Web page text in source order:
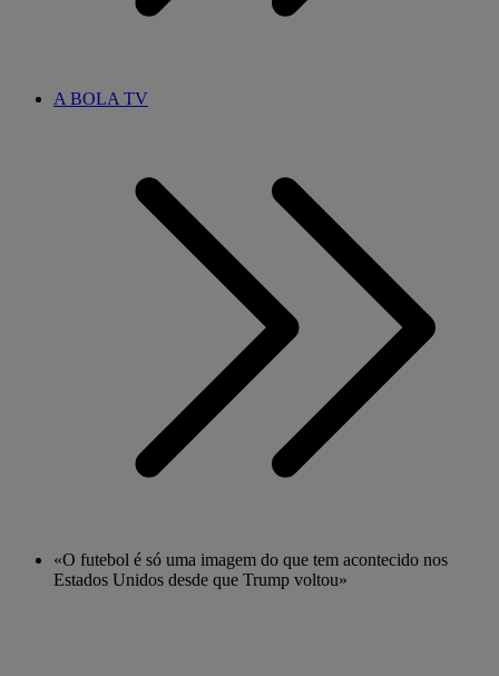
A BOLA TV
«O futebol é só uma imagem do que tem acontecido nos
Estados Unidos desde que Trump voltou»